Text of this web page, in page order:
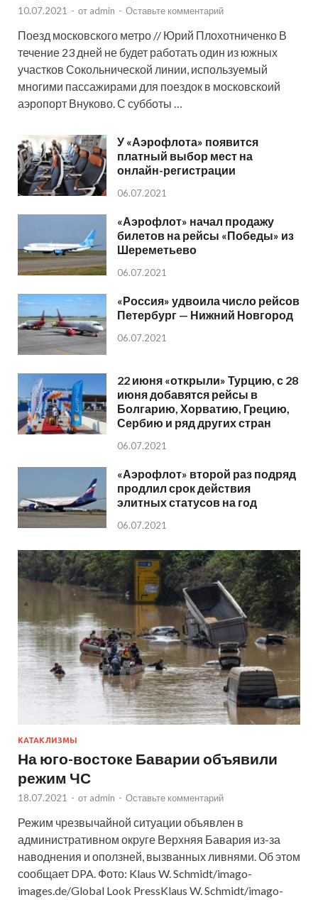
10.07.2021 - от admin - Оставьте комментарий
Поезд московского метро // Юрий Плохотниченко В
течение 23 дней не будет работать один из южных
участков Сокольнической линии, используемый
многими пассажирами для поездок в московскоий
аэропорт Внуково. С субботы …
У «Аэрофлота» появится
платный выбор мест на
онлайн-регистрации
06.07.2021
«Аэрофлот» начал продажу
билетов на рейсы «Победы» из
Шереметьево
06.07.2021
«Россия» удвоила число рейсов
Петербург — Нижний Новгород
06.07.2021
22 июня «открыли» Турцию, с 28
июня добавятся рейсы в
Болгарию, Хорватию, Грецию,
Сербию и ряд других стран
06.07.2021
«Аэрофлот» второй раз подряд
продлил срок действия
элитных статусов на год
06.07.2021
КАТАКЛИЗМЫ
На юго-востоке Баварии объявили
режим ЧС
18.07.2021 - от admin - Оставьте комментарий
Режим чрезвычайной ситуации объявлен в
административном округе Верхняя Бавария из-за
наводнения и оползней, вызванных ливнями. Об этом
сообщает DPA. Фото: Klaus W. Schmidt/imago-
images.de/Global Look PressKlaus W. Schmidt/imago-